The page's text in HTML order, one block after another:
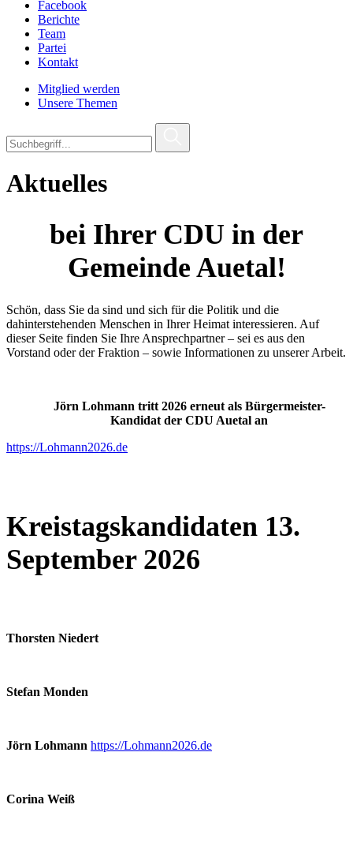
Facebook
Berichte
Team
Partei
Kontakt
Mitglied werden
Unsere Themen
Aktuelles
bei Ihrer CDU in der
Gemeinde Auetal!
Schön, dass Sie da sind und sich für die Politik und die
dahinterstehenden Menschen in Ihrer Heimat interessieren. Auf
dieser Seite finden Sie Ihre Ansprechpartner – sei es aus den
Vorstand oder der Fraktion – sowie Informationen zu unserer Arbeit.
Jörn Lohmann tritt 2026 erneut als Bürgermeister-
Kandidat der CDU Auetal an
https://Lohmann2026.de
Kreistagskandidaten 13.
September 2026
Thorsten Niedert
Stefan Monden
Jörn Lohmann https://Lohmann2026.de
Corina Weiß